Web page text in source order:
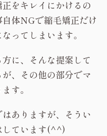
をキレイにかけるの
体NGで縮毛矯正だけ
ってしまいます。
に、そんな提案して
、その他の部分でマ
す。
ありますが、そうい
しています(^^)